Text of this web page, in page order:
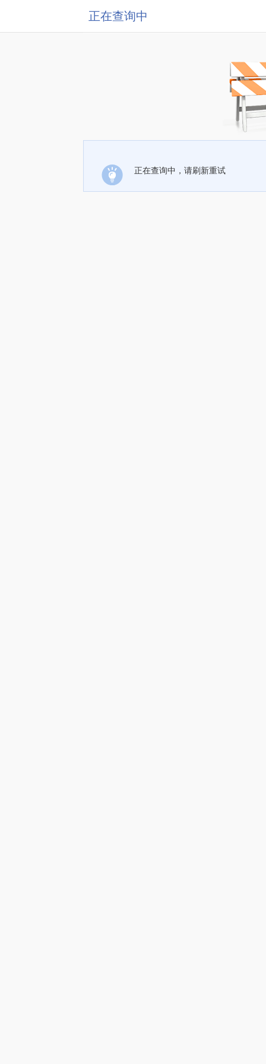
正在查询中
正在查询中，请刷新重试